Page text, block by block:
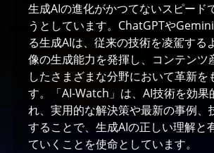
生成AIの進化がかつてないスピード
うとしています。ChatGPTや
る生成AIは、従来の技術を凌駕する
像の生成能力を発揮し、コンテンツ
したさまざまな分野において革新を
す。「AI-Watch」は、AI技術を効果
れ、実用的な解決策や最新の事例、
することで、生成AIの正しい理解と
ていくことを使命としています。